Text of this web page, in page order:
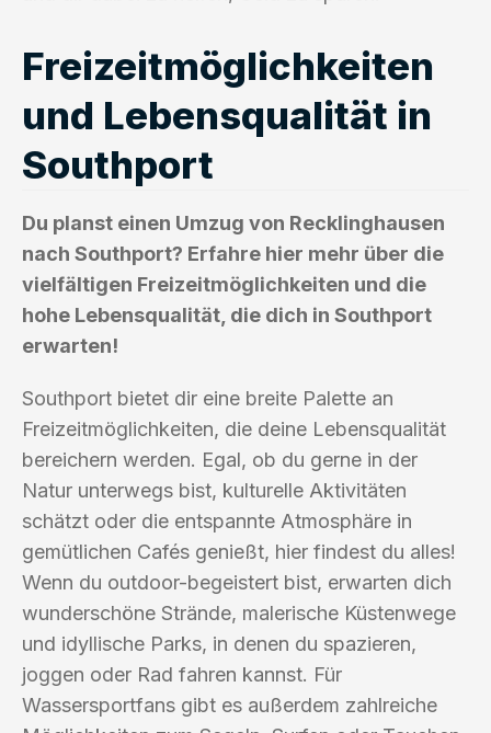
Freizeitmöglichkeiten
und Lebensqualität in
Southport
Du planst einen Umzug von Recklinghausen
nach Southport? Erfahre hier mehr über die
vielfältigen Freizeitmöglichkeiten und die
hohe Lebensqualität, die dich in Southport
erwarten!
Southport bietet dir eine breite Palette an
Freizeitmöglichkeiten, die deine Lebensqualität
bereichern werden. Egal, ob du gerne in der
Natur unterwegs bist, kulturelle Aktivitäten
schätzt oder die entspannte Atmosphäre in
gemütlichen Cafés genießt, hier findest du alles!
Wenn du outdoor-begeistert bist, erwarten dich
wunderschöne Strände, malerische Küstenwege
und idyllische Parks, in denen du spazieren,
joggen oder Rad fahren kannst. Für
Wassersportfans gibt es außerdem zahlreiche